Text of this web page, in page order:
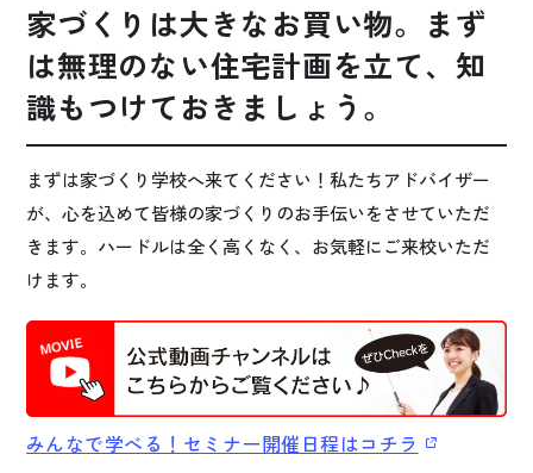
家づくりは大きなお買い物。まず
は無理のない住宅計画を立て、知
識もつけておきましょう。
まずは家づくり学校へ来てください！私たちアドバイザー
が、心を込めて皆様の家づくりのお手伝いをさせていただ
きます。ハードルは全く高くなく、お気軽にご来校いただ
けます。
みんなで学べる！セミナー開催日程はコチラ